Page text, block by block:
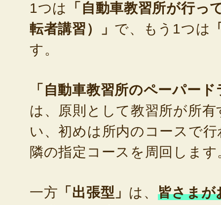
1つは
「自動車教習所が行っ
転者講習）」 で、もう1つは
す。
「自動車教習所のペーパー
は、原則として教習所が所
い、初めは所内のコースで
隣の指定コースを周回します
一方 「出張型」 は、 皆さまが